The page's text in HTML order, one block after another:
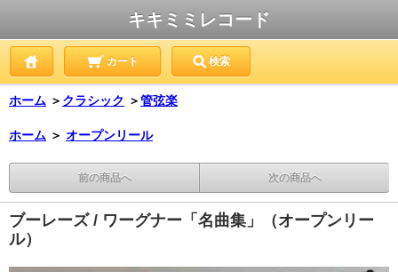
キキミミレコード
カート 検索
ホーム ＞ クラシック ＞管弦楽
ホーム ＞ オープンリール
前の商品へ 次の商品へ
ブーレーズ / ワーグナー「名曲集」（オープンリー
ル）